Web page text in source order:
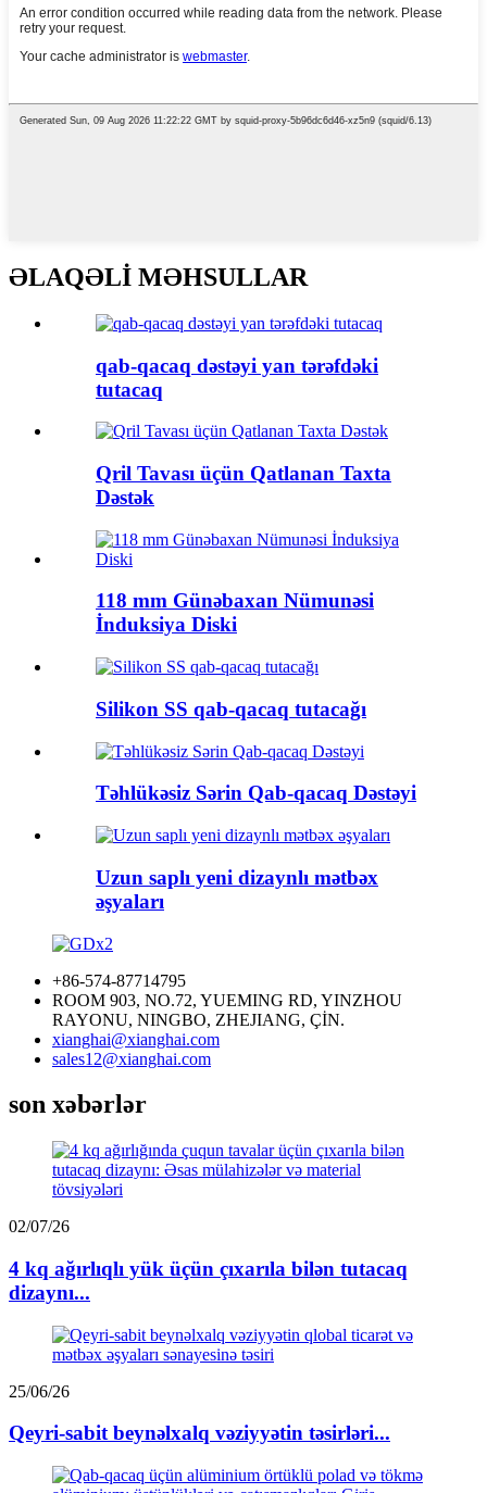
ƏLAQƏLİ MƏHSULLAR
qab-qacaq dəstəyi yan tərəfdəki
tutacaq
Qril Tavası üçün Qatlanan Taxta
Dəstək
118 mm Günəbaxan Nümunəsi
İnduksiya Diski
Silikon SS qab-qacaq tutacağı
Təhlükəsiz Sərin Qab-qacaq Dəstəyi
Uzun saplı yeni dizaynlı mətbəx
əşyaları
+86-574-87714795
ROOM 903, NO.72, YUEMING RD, YINZHOU
RAYONU, NINGBO, ZHEJIANG, ÇİN.
xianghai@xianghai.com
sales12@xianghai.com
son xəbərlər
02/07/26
4 kq ağırlıqlı yük üçün çıxarıla bilən tutacaq
dizaynı...
25/06/26
Qeyri-sabit beynəlxalq vəziyyətin təsirləri...